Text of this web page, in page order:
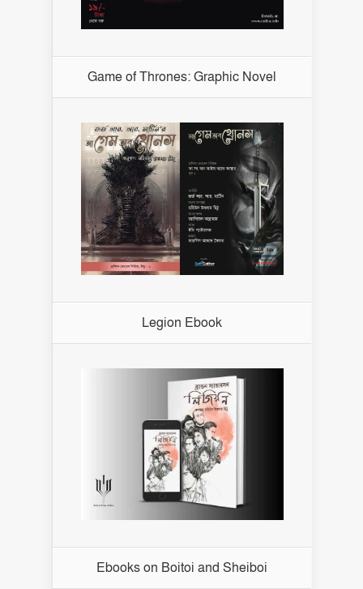
Game of Thrones: Graphic Novel
Legion Ebook
Ebooks on Boitoi and Sheiboi